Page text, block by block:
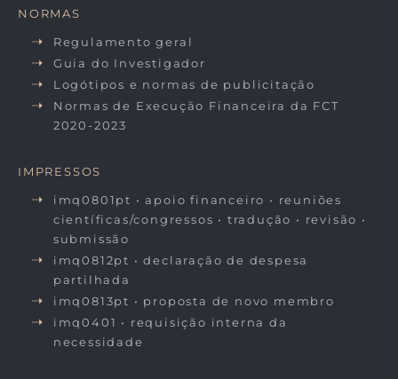
NORMAS
Regulamento geral
Guia do Investigador
Logótipos e normas de publicitação
Normas de Execução Financeira da FCT
2020-2023
IMPRESSOS
imq0801pt • apoio financeiro • reuniões
científicas/congressos • tradução • revisão •
submissão
imq0812pt • declaração de despesa
partilhada
imq0813pt • proposta de novo membro
imq0401 • requisição interna da
necessidade